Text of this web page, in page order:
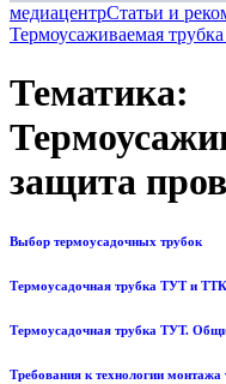
медиацентрСтатьи и
Термоусаживаемая
Тематика:
защита
Выбор термоусадочных трубок
Термоусадочная трубка ТУТ и
Термоусадочная трубка ТУТ.
Требования к технологии